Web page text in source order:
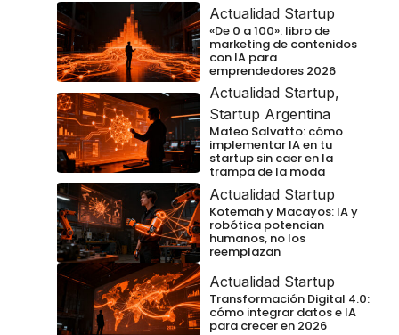
Actualidad Startup
«De 0 a 100»: libro de
marketing de contenidos
con IA para
emprendedores 2026
Actualidad Startup,
Startup Argentina
Mateo Salvatto: cómo
implementar IA en tu
startup sin caer en la
trampa de la moda
Actualidad Startup
Kotemah y Macayos: IA y
robótica potencian
humanos, no los
reemplazan
Actualidad Startup
Transformación Digital 4.0:
cómo integrar datos e IA
para crecer en 2026